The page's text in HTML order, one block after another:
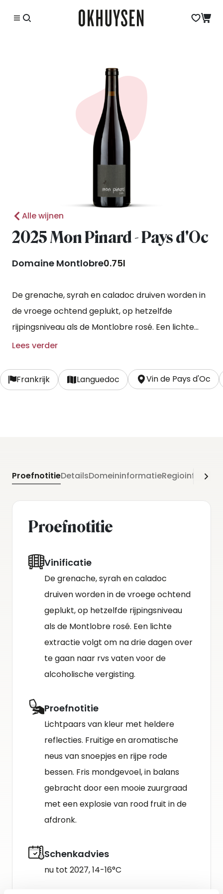
Alle wijnen
2025 Mon Pinard - Pays d'Oc
Domaine Montlobre0.75l
De grenache, syrah en caladoc druiven worden in
de vroege ochtend geplukt, op hetzelfde
rijpingsniveau als de Montlobre rosé. Een lichte
extractie volgt om na drie dagen over te gaan
Lees verder
Frankrijk Languedoc Vin de Pays d'Oc
ProefnotitieDetailsDomeininformatie
Proefnotitie
Vinificatie
De grenache, syrah en caladoc
druiven worden in de vroege ochtend
geplukt, op hetzelfde rijpingsniveau
als de Montlobre rosé. Een lichte
extractie volgt om na drie dagen over
te gaan naar rvs vaten voor de
alcoholische vergisting.
Proefnotitie
Lichtpaars van kleur met heldere
reflecties. Fruitige en aromatische
neus van snoepjes en rijpe rode
bessen. Fris mondgevoel, in balans
gebracht door een mooie zuurgraad
met een explosie van rood fruit in de
afdronk.
Schenkadvies
nu tot 2027, 14-16°C